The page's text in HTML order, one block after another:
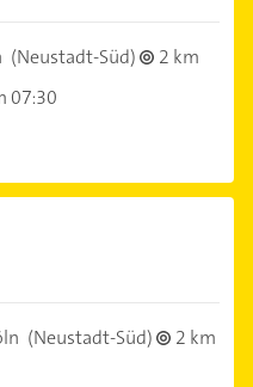
(Neustadt-Süd)
2 km
07:30
(Neustadt-Süd)
2 km